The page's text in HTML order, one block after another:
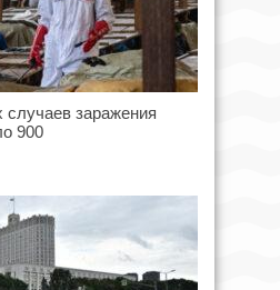
заражения
900